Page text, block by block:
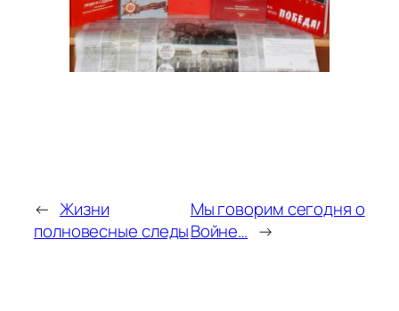
← Жизни
полновесные следы
Мы говорим сегодня о
Войне… →